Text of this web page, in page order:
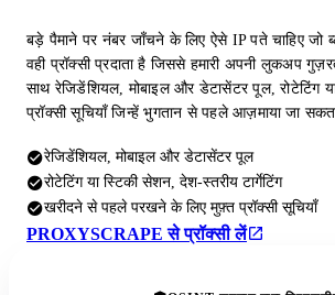
बड़े पैमाने पर नंबर जाँचने के लिए ऐसे IP पते चाहिए जो
वही प्रॉक्सी प्रदाता है जिससे हमारी अपनी लुकअप
साथ रेजिडेंशियल, मोबाइल और डेटासेंटर पूल, रोटेटिंग
प्रॉक्सी सूचियाँ जिन्हें भुगतान से पहले आज़माया जा
रेजिडेंशियल, मोबाइल और डेटासेंटर पूल
रोटेटिंग या स्टिकी सेशन, देश-स्तरीय टार्गेटिंग
खरीदने से पहले परखने के लिए मुफ़्त प्रॉक्सी सूचियाँ
PROXYSCRAPE से प्रॉक्सी लें